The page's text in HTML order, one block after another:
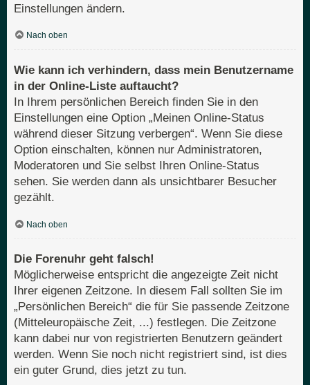
Einstellungen ändern.
Nach oben
Wie kann ich verhindern, dass mein Benutzername
in der Online-Liste auftaucht?
In Ihrem persönlichen Bereich finden Sie in den
Einstellungen eine Option „Meinen Online-Status
während dieser Sitzung verbergen“. Wenn Sie diese
Option einschalten, können nur Administratoren,
Moderatoren und Sie selbst Ihren Online-Status
sehen. Sie werden dann als unsichtbarer Besucher
gezählt.
Nach oben
Die Forenuhr geht falsch!
Möglicherweise entspricht die angezeigte Zeit nicht
Ihrer eigenen Zeitzone. In diesem Fall sollten Sie im
„Persönlichen Bereich“ die für Sie passende Zeitzone
(Mitteleuropäische Zeit, ...) festlegen. Die Zeitzone
kann dabei nur von registrierten Benutzern geändert
werden. Wenn Sie noch nicht registriert sind, ist dies
ein guter Grund, dies jetzt zu tun.